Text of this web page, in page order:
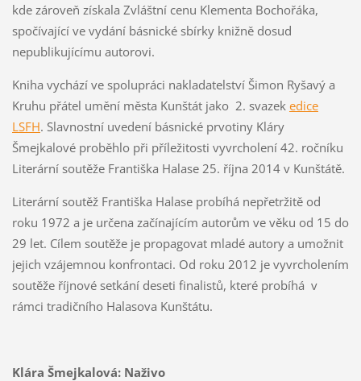
kde zároveň získala Zvláštní cenu Klementa Bochořáka,
spočívající ve vydání básnické sbírky knižně dosud
nepublikujícímu autorovi.
Kniha vychází ve spolupráci nakladatelství Šimon Ryšavý a
Kruhu přátel umění města Kunštát jako 2. svazek edice
LSFH. Slavnostní uvedení básnické prvotiny Kláry
Šmejkalové proběhlo při příležitosti vyvrcholení 42. ročníku
Literární soutěže Františka Halase 25. října 2014 v Kunštátě.
Literární soutěž Františka Halase probíhá nepřetržitě od
roku 1972 a je určena začínajícím autorům ve věku od 15 do
29 let. Cílem soutěže je propagovat mladé autory a umožnit
jejich vzájemnou konfrontaci. Od roku 2012 je vyvrcholením
soutěže říjnové setkání deseti finalistů, které probíhá v
rámci tradičního Halasova Kunštátu.
Klára Šmejkalová: Naživo